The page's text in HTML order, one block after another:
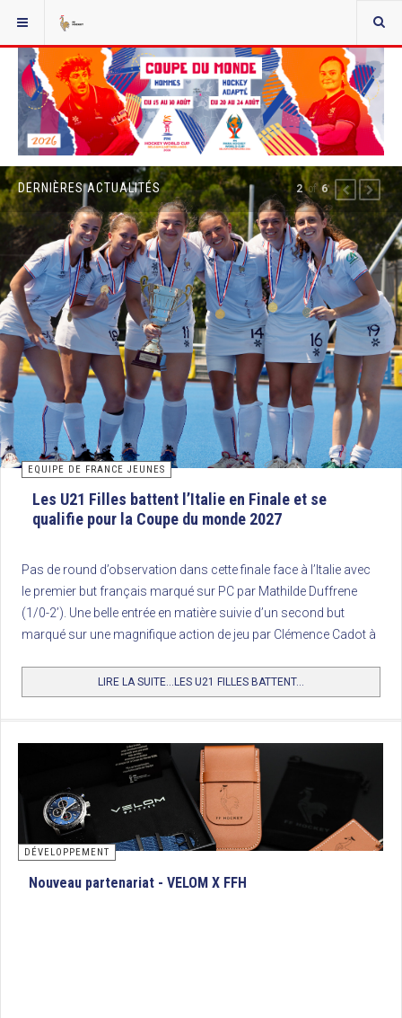
DERNIÈRES ACTUALITÉS
EQUIPE DE FRANCE JEUNES
Les U21 Filles battent l’Italie en Finale et se
qualifie pour la Coupe du monde 2027
Pas de round d’observation dans cette finale face à l’Italie avec
le premier but français marqué sur PC par Mathilde Duffrene
(1/0-2’). Une belle entrée en matière suivie d’un second but
marqué sur une magnifique action de jeu par Clémence Cadot à
LIRE LA SUITE...LES U21 FILLES BATTENT...
2of6 PREVIOUS
NEXT
DÉVELOPPEMENT
Nouveau partenariat - VELOM X FFH